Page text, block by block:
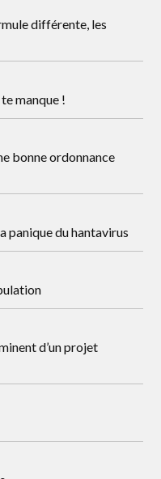
différente, les
manque !
bonne ordonnance
panique du hantavirus
d’un projet